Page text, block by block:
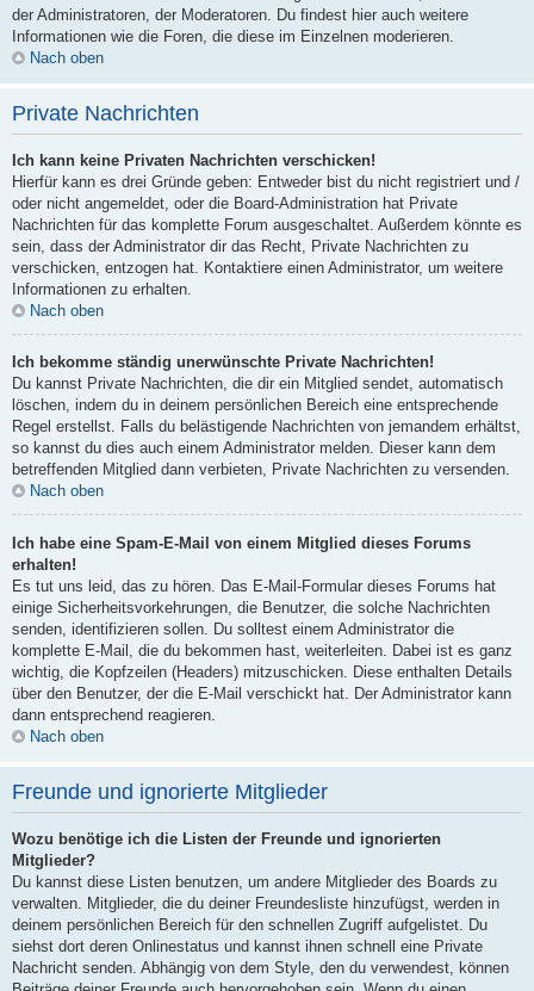
der Administratoren, der Moderatoren. Du findest hier auch weitere
Informationen wie die Foren, die diese im Einzelnen moderieren.
Nach oben
Private Nachrichten
Ich kann keine Privaten Nachrichten verschicken!
Hierfür kann es drei Gründe geben: Entweder bist du nicht registriert und /
oder nicht angemeldet, oder die Board-Administration hat Private
Nachrichten für das komplette Forum ausgeschaltet. Außerdem könnte es
sein, dass der Administrator dir das Recht, Private Nachrichten zu
verschicken, entzogen hat. Kontaktiere einen Administrator, um weitere
Informationen zu erhalten.
Nach oben
Ich bekomme ständig unerwünschte Private Nachrichten!
Du kannst Private Nachrichten, die dir ein Mitglied sendet, automatisch
löschen, indem du in deinem persönlichen Bereich eine entsprechende
Regel erstellst. Falls du belästigende Nachrichten von jemandem erhältst,
so kannst du dies auch einem Administrator melden. Dieser kann dem
betreffenden Mitglied dann verbieten, Private Nachrichten zu versenden.
Nach oben
Ich habe eine Spam-E-Mail von einem Mitglied dieses Forums
erhalten!
Es tut uns leid, das zu hören. Das E-Mail-Formular dieses Forums hat
einige Sicherheitsvorkehrungen, die Benutzer, die solche Nachrichten
senden, identifizieren sollen. Du solltest einem Administrator die
komplette E-Mail, die du bekommen hast, weiterleiten. Dabei ist es ganz
wichtig, die Kopfzeilen (Headers) mitzuschicken. Diese enthalten Details
über den Benutzer, der die E-Mail verschickt hat. Der Administrator kann
dann entsprechend reagieren.
Nach oben
Freunde und ignorierte Mitglieder
Wozu benötige ich die Listen der Freunde und ignorierten
Mitglieder?
Du kannst diese Listen benutzen, um andere Mitglieder des Boards zu
verwalten. Mitglieder, die du deiner Freundesliste hinzufügst, werden in
deinem persönlichen Bereich für den schnellen Zugriff aufgelistet. Du
siehst dort deren Onlinestatus und kannst ihnen schnell eine Private
Nachricht senden. Abhängig von dem Style, den du verwendest, können